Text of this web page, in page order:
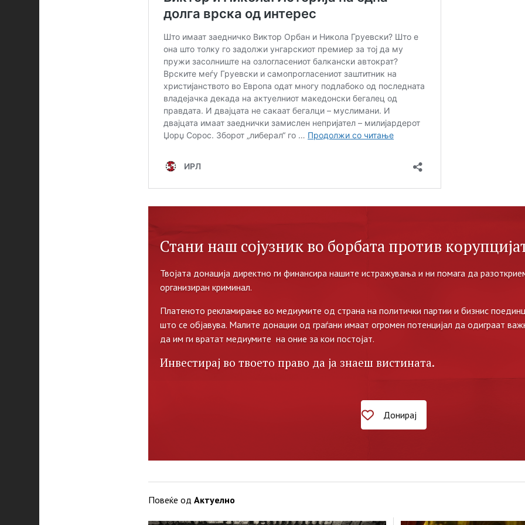
Стани наш сојузник во борбата против
Твојата донација директно ги финансира нашите истражувања и ни помага да
организиран криминал.
Платеното рекламирање во медиумите од страна на политички партии и бизнис
што се објавува. Малите донации од граѓани имаат огромен потенцијал да одиграат
да им ги вратат медиумите на оние за кои постојат.
Инвестирај во твоето право да ја знаеш вистината.
Донирај
Повеќе од Актуелно